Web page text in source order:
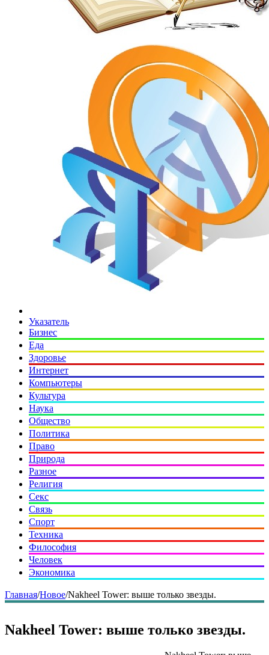
Указатель
Бизнес
Еда
Здоровье
Интернет
Компьютеры
Культура
Наука
Общество
Политика
Право
Природа
Разное
Религия
Секс
Связь
Спорт
Техника
Философия
Человек
Экономика
Главная/Новое/Nakheel Tower: выше только звезды.
Nakheel Tower: выше только звезды.